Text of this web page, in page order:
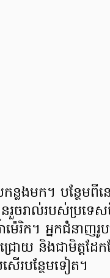
លងមក។ បន្ថែមពីន
រួចរាល់របស់ប្រទេស
រិក។ អ្នកជំនាញរូប
រោយ និងជាមិត្តដែ
ើរបន្ថែមទៀត។